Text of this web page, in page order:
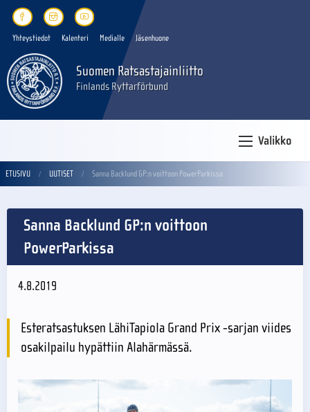
Yhteystiedot Kalenteri Medialle Jäsenhuone
Suomen Ratsastajainliitto
Finlands Ryttarförbund
Valikko
ETUSIVU UUTISET Sanna Backlund GP:n voittoon PowerParkissa
Sanna Backlund GP:n voittoon
PowerParkissa
4.8.2019
Esteratsastuksen LähiTapiola Grand Prix -sarjan viides
osakilpailu hypättiin Alahärmässä.